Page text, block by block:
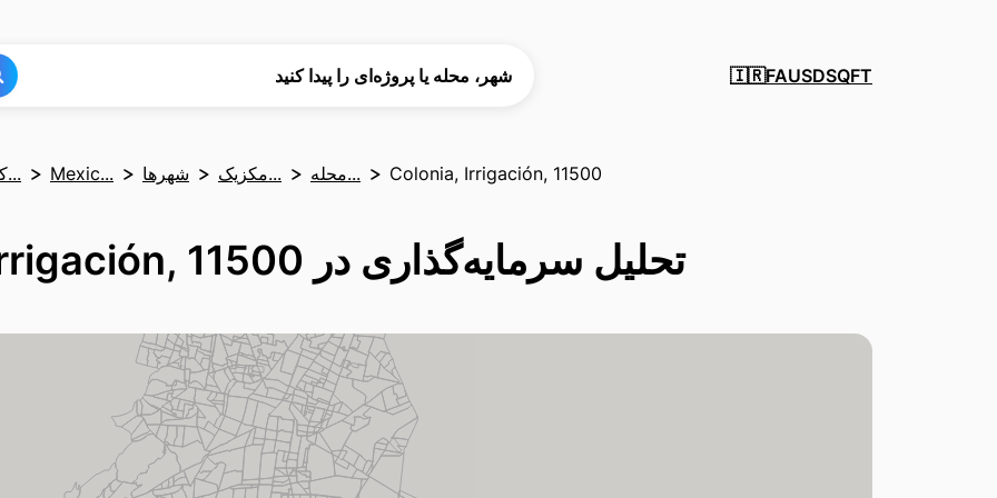
شهر، محله یا پروژه‌ای را پیدا کنید
🇮🇷FAUSDSQFT
کشوره... Mexic... شهرها مکزیک... محله‌... Colonia, Irrigación, 11500
تحلیل سرمایه‌گذاری در Colonia, Irrigación, 11500